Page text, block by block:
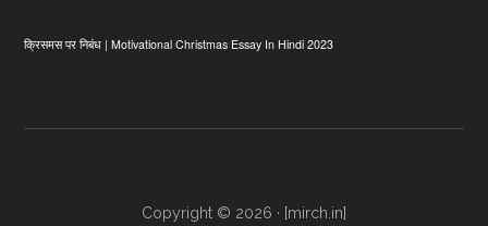
क्रिसमस पर निबंध | Motivational Christmas Essay In Hindi 2023
Copyright © 2026 · [mirch.in]